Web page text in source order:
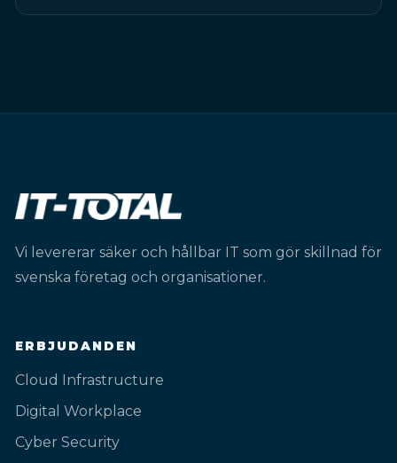
Vi levererar säker och hållbar IT som gör skillnad för
svenska företag och organisationer.
ERBJUDANDEN
Cloud Infrastructure
Digital Workplace
Cyber Security